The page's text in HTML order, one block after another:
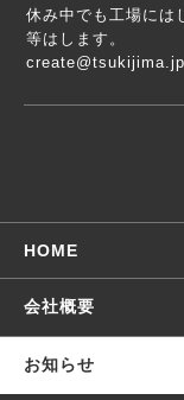
休み中でも工場には
等はします。
create@tsukijima.jp
HOME
会社概要
お知らせ